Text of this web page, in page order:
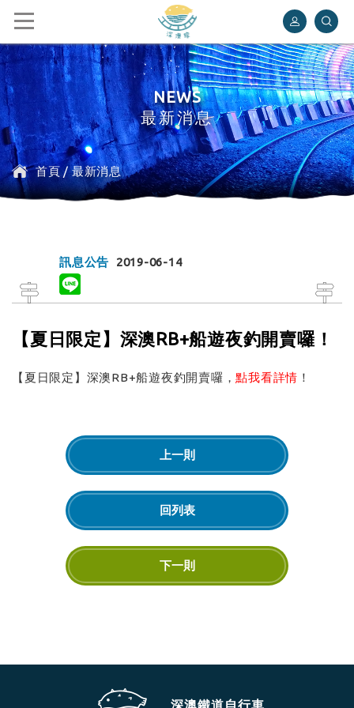
深澳鐵道自行車
NEWS
最新消息
首頁/最新消息
訊息公告 2019-06-14
【夏日限定】深澳RB+船遊夜釣開賣囉！
【夏日限定】深澳RB+船遊夜釣開賣囉，點我看詳情 ！
上一則
回列表
下一則
深澳鐵道自行車